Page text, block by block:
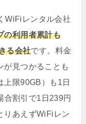
WiFiレンタル会社
の利用者累計も
る会社です。料金
が見つかることも
上限90GB）も1日
合割引で1日239円
りあえずWiFiレン